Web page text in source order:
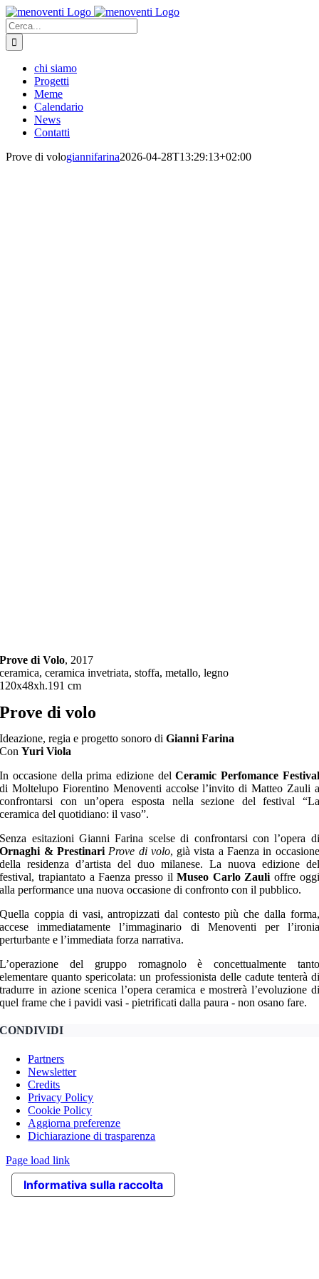
Salta
al
contenuto
Cerca
per:
chi siamo
Progetti
Meme
Calendario
News
Contatti
Prove di vologiannifarina2026-04-28T13:29:13+02:00
Prove di Volo, 2017
ceramica, ceramica invetriata, stoffa, metallo, legno
120x48xh.191 cm
Prove di volo
Ideazione, regia e progetto sonoro diGianni Farina
ConYuri Viola
In occasione della prima edizione delCeramic Perfomance Festival
di Moltelupo Fiorentino Menoventi accolse l’invito di Matteo Zauli a
confrontarsi con un’opera esposta nella sezione del festival “La
ceramica del quotidiano: il vaso”.
Senza esitazioni Gianni Farina scelse di confrontarsi con l’opera di
Ornaghi & Prestinari Prove di volo, già vista a Faenza in occasione
della residenza d’artista del duo milanese. La nuova edizione del
festival, trapiantato a Faenza presso ilMuseo Carlo Zauli offre oggi
alla performance una nuova occasione di confronto con il pubblico.
Quella coppia di vasi, antropizzati dal contesto più che dalla forma,
accese immediatamente l’immaginario di Menoventi per l’ironia
perturbante e l’immediata forza narrativa.
L’operazione del gruppo romagnolo è concettualmente tanto
elementare quanto spericolata: un professionista delle cadute tenterà di
tradurre in azione scenica l’opera ceramica e mostrerà l’evoluzione di
quel frame che i pavidi vasi - pietrificati dalla paura - non osano fare.
CONDIVIDI
Partners
Newsletter
Credits
Privacy Policy
Cookie Policy
Aggiorna preferenze
Dichiarazione di trasparenza
Page load link
Informativa sulla raccolta